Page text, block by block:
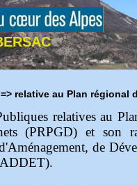
=> relative au Plan
relatives au
(PRPGD) et son
de